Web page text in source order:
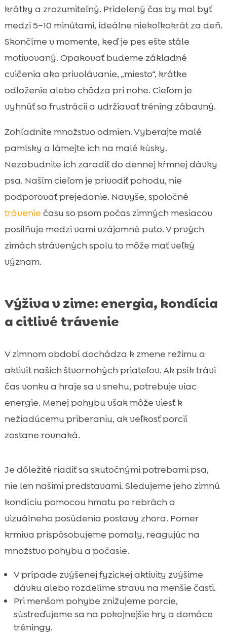
krátky a zrozumiteľný. Pridelený čas by mal byť
medzi 5–10 minútami, ideálne niekoľkokrát za deň.
Skončíme v momente, keď je pes ešte stále
motivovaný. Opakovať budeme základné
cvičenia ako privolávanie, „miesto“, krátke
odloženie alebo chôdza pri nohe. Cieľom je
vyhnúť sa frustrácii a udržiavať tréning zábavný.
Zohľadnite množstvo odmien. Vyberajte malé
pamlsky a lámejte ich na malé kúsky.
Nezabudnite ich zaradiť do dennej kŕmnej dávky
psa. Naším cieľom je privodiť pohodu, nie
podporovať prejedanie. Navyše, spoločné
trávenie času so psom počas zimných mesiacov
posilňuje medzi vami vzájomné puto. V prvých
zimách strávených spolu to môže mať veľký
význam.
Výživa v zime: energia, kondícia
a citlivé trávenie
V zimnom období dochádza k zmene režimu a
aktivít našich štvornohých priateľov. Ak psík trávi
čas vonku a hraje sa v snehu, potrebuje viac
energie. Menej pohybu však môže viesť k
nežiadúcemu priberaniu, ak veľkosť porcií
zostane rovnaká.
Je dôležité riadiť sa skutočnými potrebami psa,
nie len našimi predstavami. Sledujeme jeho zimnú
kondíciu pomocou hmatu po rebrách a
vizuálneho posúdenia postavy zhora. Pomer
krmiva prispôsobujeme pomaly, reagujúc na
množstvo pohybu a počasie.
V prípade zvýšenej fyzickej aktivity zvýšime
dávku alebo rozdelíme stravu na menšie časti.
Pri menšom pohybe znižujeme porcie,
sústreďujeme sa na pokojnejšie hry a domáce
tréningy.